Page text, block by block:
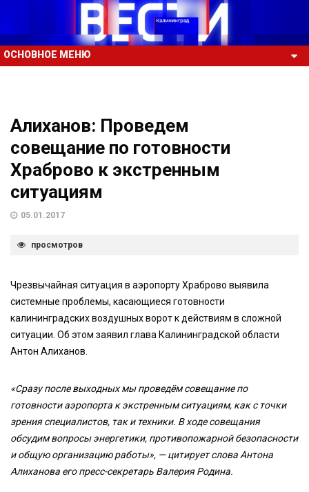
ОСНОВНОЕ МЕНЮ
Алиханов: Проведем
совещание по готовности
Храброво к экстренным
ситуациям
05.01.2017
просмотров
Чрезвычайная ситуация в аэропорту Храброво выявила
системные проблемы, касающиеся готовности
калининградских воздушных ворот к действиям в сложной
ситуации. Об этом заявил глава Калининградской области
Антон Алиханов.
«Сразу после выходных мы проведём совещание по
готовности аэропорта к экстренным ситуациям, как с точки
зрения специалистов, так и техники. В ходе совещания
обсудим вопросы энергетики, противопожарной безопасности
и общую организацию работы», — цитирует слова Антона
Алиханова его пресс-секретарь Валерия Родина.